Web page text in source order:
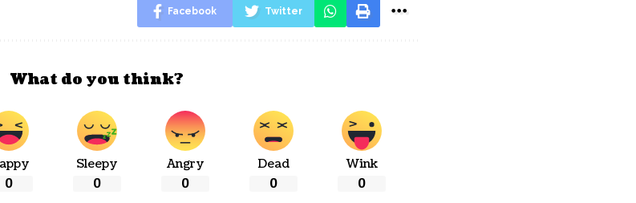
Facebook Twitter
What do you think?
0
Sleepy
0
Angry
0
Dead
0
Wink
0